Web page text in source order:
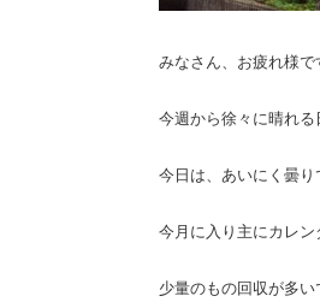
みなさん、お疲れ様で
今週から徐々に晴れる
今日は、あいにく曇り
今月に入り主にカレン
少量のもの回収が多い